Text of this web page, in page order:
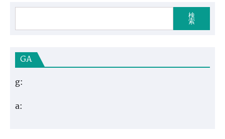
検
索
GA
g:
a: